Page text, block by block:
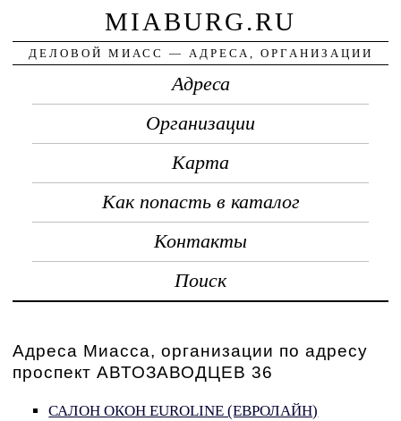
MIABURG.RU
ДЕЛОВОЙ МИАСС — АДРЕСА, ОРГАНИЗАЦИИ
Адреса
Организации
Карта
Как попасть в каталог
Контакты
Поиск
Адреса Миасса, организации по адресу
проспект АВТОЗАВОДЦЕВ 36
САЛОН ОКОН EUROLINE (ЕВРОЛАЙН)